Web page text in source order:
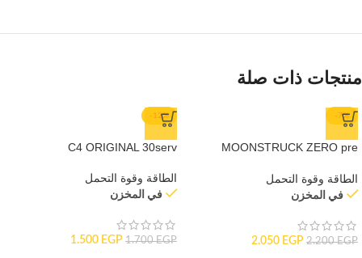
منتجات ذات صلة
-7%
MOONSTRUCK ZERO pre
الطاقة وقوة التحمل
في المخزن
2.200EGP
2.050 EGP
-12%
C4 ORIGINAL 30serv
الطاقة وقوة التحمل
في المخزن
1.700EGP
1.500 EGP